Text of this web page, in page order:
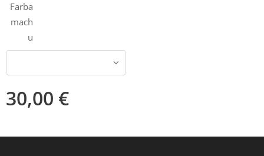
Farba
mach
u
30,00 €